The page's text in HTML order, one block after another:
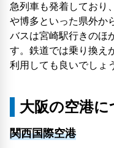
急列車も発着しており
や博多といった県外か
バスは宮崎駅行きのほ
す。鉄道では乗り換え
利用しても良いでしょ
大阪の空港に
関西国際空港